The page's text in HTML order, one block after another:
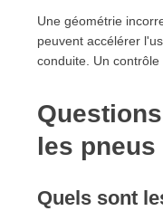
Une géométrie
peuvent accélérer
conduite. Un
les pneus
Quels sont